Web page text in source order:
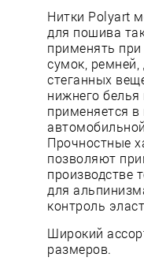
Нитки Polyart
для пошива
применять при
сумок, ремней,
стеганных
нижнего
применяется
Прочностные
позволяют
производстве
для
контроль
Широкий
размеров.